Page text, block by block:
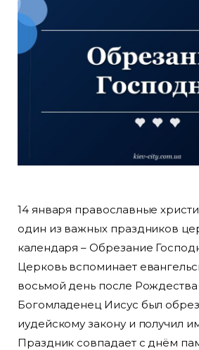
14 января православные
один из важных праздников
календаря – Обрезание
Церковь вспоминает
восьмой день после Рождества
Богомладенец Иисус был
иудейскому закону и получил
Праздник совпадает с днём